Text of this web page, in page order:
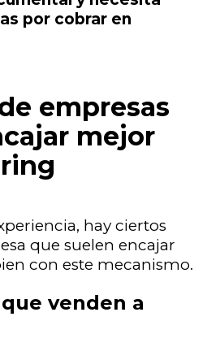
por cobrar en
empresas
mejor
hay ciertos
que suelen encajar
con este mecanismo.
venden a